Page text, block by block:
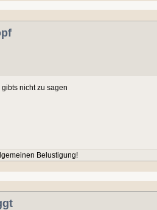
nicht zu sagen
Belustigung!